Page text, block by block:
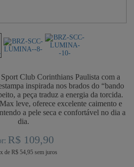
Club Corinthians Paulista com a
inspirada nos brados do “bando
a peça traduz a energia da torcida.
leve, oferece excelente caimento e
a pele seca e confortável no dia a
dia.
R$ 109,90
xde R$ 54,95